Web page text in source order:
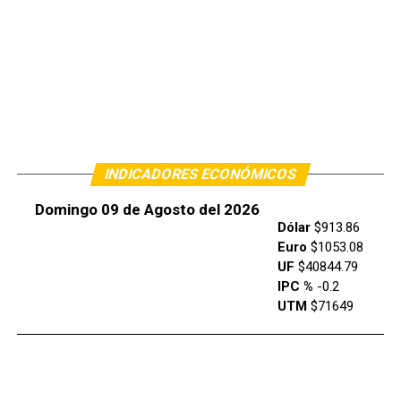
INDICADORES ECONÓMICOS
Domingo 09 de Agosto del 2026
Dólar$913.86
Euro $1053.08
UF $40844.79
IPC % -0.2
UTM$71649